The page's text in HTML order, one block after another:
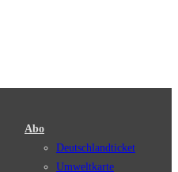
Abo
Deutschlandticket
Umweltkarte